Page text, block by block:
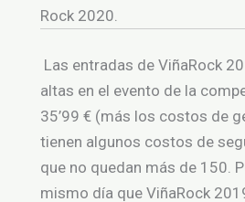
Rock 2020.
Las entradas de ViñaRock
altas en el evento de la
35’99 € (más los costos de
tienen algunos costos de
que no quedan más de 150.
mismo día que ViñaRock